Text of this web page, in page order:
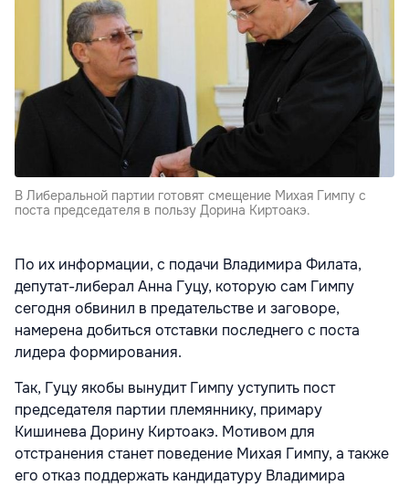
В Либеральной партии готовят смещение Михая Гимпу с
поста председателя в пользу Дорина Киртоакэ.
По их информации, с подачи Владимира Филата,
депутат-либерал Анна Гуцу, которую сам Гимпу
сегодня обвинил в предательстве и заговоре,
намерена добиться отставки последнего с поста
лидера формирования.
Так, Гуцу якобы вынудит Гимпу уступить пост
председателя партии племяннику, примару
Кишинева Дорину Киртоакэ. Мотивом для
отстранения станет поведение Михая Гимпу, а также
его отказ поддержать кандидатуру Владимира